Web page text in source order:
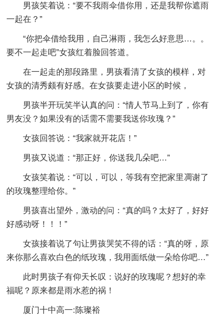
男孩笑着说：“要不我雨伞借你用，还是我帮你遮雨
一起在？”
“你把伞借给我用，自己淋雨，我怎么好意思…。。
要不一起走吧”女孩红着脸回答道。
在一起走的那段路里，男孩看清了女孩的模样，对
女孩的清秀颇有好感。在女孩要走进小区的时候，
男孩半开玩笑半认真的问：“情人节马上到了，你有
男友没？如果没有的话需不需要我送你玫瑰？”
女孩回答说：“我家就开花店！”
男孩又说道：“那正好，你送我几朵吧…”
女孩笑着说：“可以，可以，等我有空把家里凋谢了
的玫瑰整理给你。”
男孩喜出望外，激动的问：“真的吗？太好了，好好
好感动呀！！！”
女孩接着说了句让男孩哭笑不得的话：“真的呀，原
来你那么喜欢白色的纸玫瑰，我用面纸做一朵给你吧…”
此时男孩子有仰天长叹：说好的玫瑰呢？想好的幸
福呢？原来都是雨水惹的祸！
厦门十中高一:陈璨裕